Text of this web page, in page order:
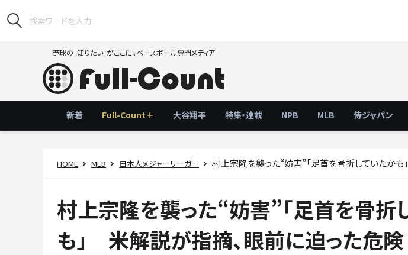
野球の「知りたい」がここに。ベースボール専門メディア
新着 Full-Count＋ 大谷翔平 特集・連載 NPB MLB 侍ジャパン
HOME MLB 日本人メジャーリーガー 村上宗隆を襲った“妨害”「足首を骨折していたかも」 米
村上宗隆を襲った“妨害”「足首を骨折
も」 米解説が指摘、眼前に迫った危険